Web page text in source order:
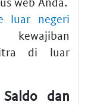
luar negeri
di luar
dan